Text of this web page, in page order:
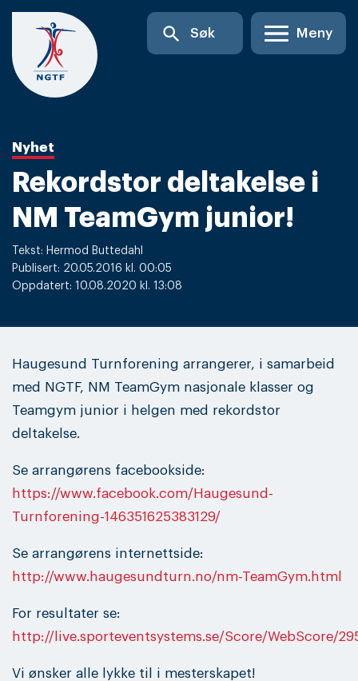
Skip
content
search Søk Meny
Nyhet
Rekordstor deltakelse i
NM TeamGym junior!
Tekst: Hermod Buttedahl
Publisert: 20.05.2016 kl. 00:05
Oppdatert: 10.08.2020 kl. 13:08
Haugesund Turnforening arrangerer, i samarbeid
med NGTF, NM TeamGym nasjonale klasser og
Teamgym junior i helgen med rekordstor
deltakelse.
Se arrangørens facebookside:
https://www.facebook.com/Haugesund-
Turnforening-146351625383129/
Se arrangørens internettside:
http://www.haugesundturn.no/nm-TeamGym.html
For resultater se:
http://live.sporteventsystems.se/Score/WebScore/
Vi ønsker alle lykke til i mesterskapet!